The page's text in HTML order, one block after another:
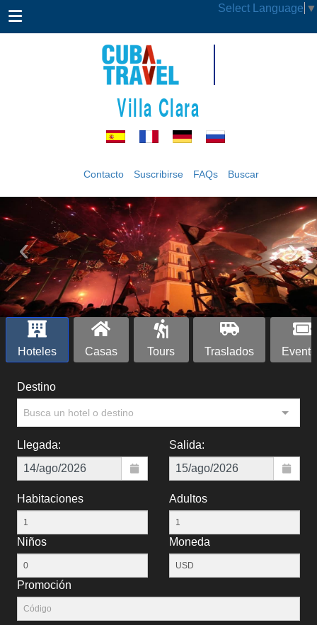
Select Language ▼
Villa Clara
Contacto Suscribirse FAQs Buscar
‹ ›
Hoteles Casas Tours Traslados
Destino
Busca un hotel o destino
Llegada: Salida:
Habitaciones Adultos
Niños Moneda
Promoción